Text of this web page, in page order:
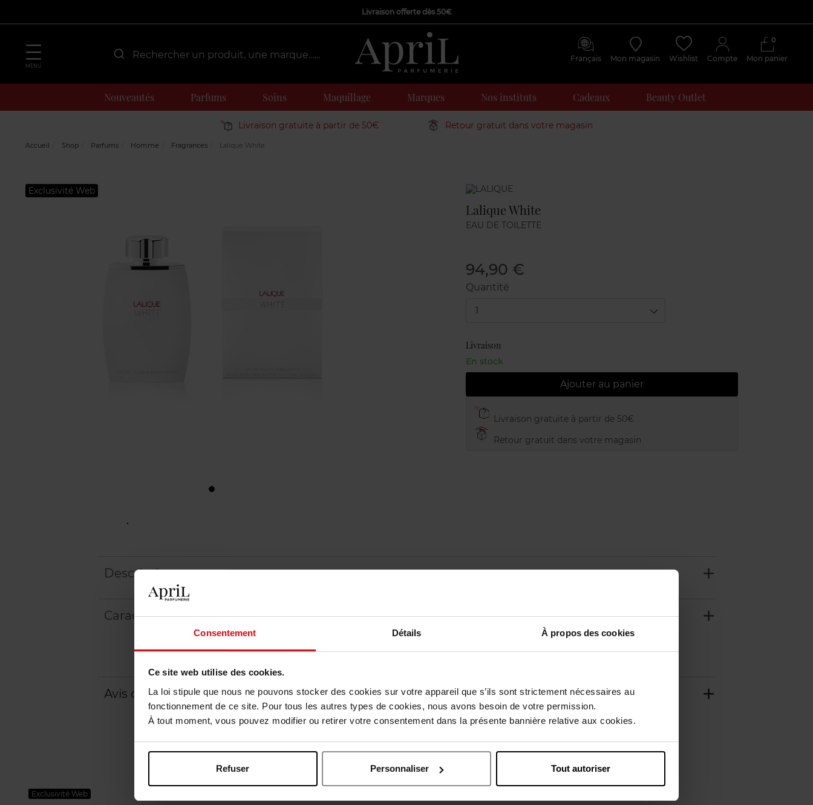
Consentement Détails À propos des cookies
Ce site web utilise des cookies.
La loi stipule que nous ne pouvons stocker des cookies sur votre appareil que s’ils sont strictement nécessaires au
fonctionnement de ce site. Pour tous les autres types de cookies, nous avons besoin de votre permission.
À tout moment, vous pouvez modifier ou retirer votre consentement dans la présente bannière relative aux cookies.
Refuser Personnaliser Tout autoriser
Livraison offerte dès 50€
MENU
Français Mon magasin Wishlist Compte Mon panier
0
Nouveautés Parfums Soins Maquillage Marques Nos instituts Cadeaux Beauty Outlet
Livraison gratuite à partir de 50€ Retour gratuit dans votre magasin
Accueil Shop Parfums Homme Fragrances Lalique White
Exclusivité Web Marque
Lalique White
EAU DE TOILETTE
94,90 €
Quantité
1
Livraison
En stock
Ajouter au panier
Livraison gratuite à partir de 50€
Retour gratuit dans votre magasin
Description
Caractéristiques
Avis client Politique relative aux avis des clients
Oublié quelque chose ?
Exclusivité Web